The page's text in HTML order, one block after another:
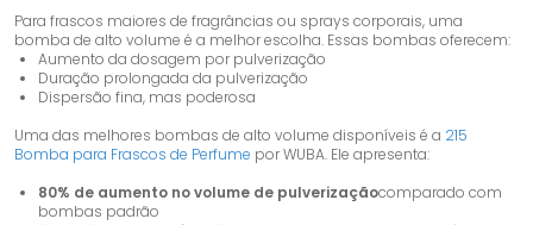
Para frascos maiores de fragrâncias ou sprays corporais, uma
bomba de alto volume é a melhor escolha. Essas bombas oferecem:
Aumento da dosagem por pulverização
Duração prolongada da pulverização
Dispersão fina, mas poderosa
Uma das melhores bombas de alto volume disponíveis é a 215
Bomba para Frascos de Perfume por WUBA. Ele apresenta:
80% de aumento no volume de pulverizaçãocomparado com
bombas padrão